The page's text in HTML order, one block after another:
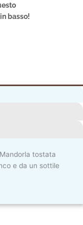
basso!
tostata
e da un sottile